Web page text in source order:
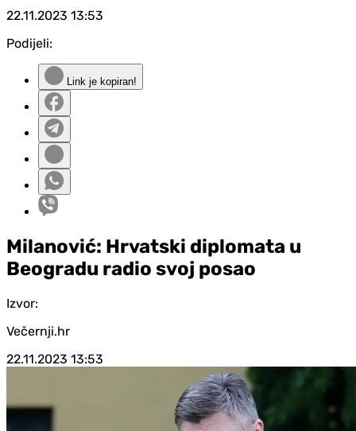
22.11.2023 13:53
Podijeli:
Link je kopiran!
Milanović: Hrvatski diplomata u
Beogradu radio svoj posao
Izvor:
Večernji.hr
22.11.2023 13:53